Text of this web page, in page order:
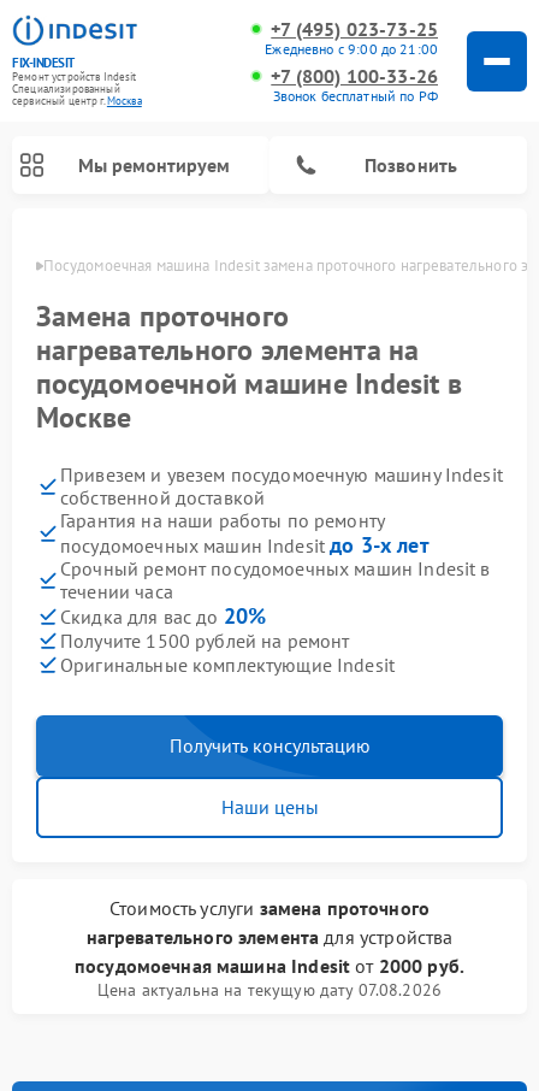
FIX-INDESIT
Ремонт устройств Indesit
Специализированный
cервисный центр г.Москва
+7 (495) 023-73-25
Ежедневно с 9:00 до 21:00
+7 (800) 100-33-26
Звонок бесплатный по РФ
Мы ремонтируем Позвонить
Посудомоечная машина Indesit замена проточного нагревательного
Замена проточного
нагревательного элемента на
посудомоечной машине Indesit в
Москве
Привезем и увезем посудомоечную машину Indesit
собственной доставкой
Гарантия на наши работы по ремонту
посудомоечных машин Indesitдо 3-х лет
Срочный ремонт посудомоечных машин Indesit в
течении часа
Скидка для вас до 20%
Получите 1500 рублей на ремонт
Оригинальные комплектующие Indesit
Получить консультацию
Наши цены
Стоимость услуги замена проточного
нагревательного элемента для устройства
посудомоечная машина Indesit от 2000 руб.
Цена актуальна на текущую дату 07.08.2026